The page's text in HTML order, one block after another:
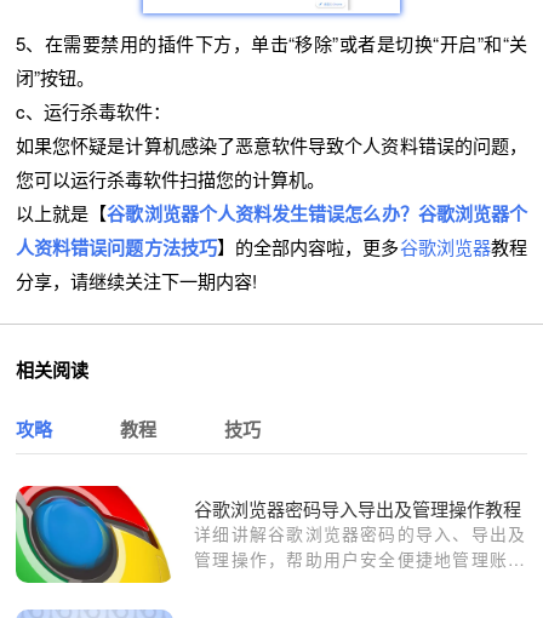
5、在需要禁用的插件下方，单击“移除”或者是切换“开启”和“关
闭”按钮。
c、运行杀毒软件：
如果您怀疑是计算机感染了恶意软件导致个人资料错误的问题，
您可以运行杀毒软件扫描您的计算机。
以上就是【谷歌浏览器个人资料发生错误怎么办？谷歌浏览器个
人资料错误问题方法技巧】的全部内容啦，更多谷歌浏览器教程
分享，请继续关注下一期内容!
相关阅读
攻略 教程 技巧
谷歌浏览器密码导入导出及管理操作教程
详细讲解谷歌浏览器密码的导入、导出及
管理操作，帮助用户安全便捷地管理账号